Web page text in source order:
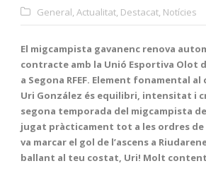
General, Actualitat, Destacat, Notícies
El migcampista gavanenc renova
contracte amb la Unió Esportiva Olot
a Segona RFEF. Element fonamental
Uri González és equilibri, intensitat i
segona temporada del migcampista
jugat pràcticament tot a les ordres de
va marcar el gol de l’ascens a
ballant al teu costat, Uri! Molt